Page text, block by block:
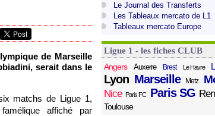
de Marseille
serait dans le
matchs de Ligue 1,
affiché par
Le Journal des Transferts
Les Tableaux mercato de L1
Tableaux mercato Europe
Ligue 1 - les fiches CLUB
Angers
Auxerre Brest Le Havre
Lyon Marseille Metz
Nice Paris FC Paris SG
Toulouse